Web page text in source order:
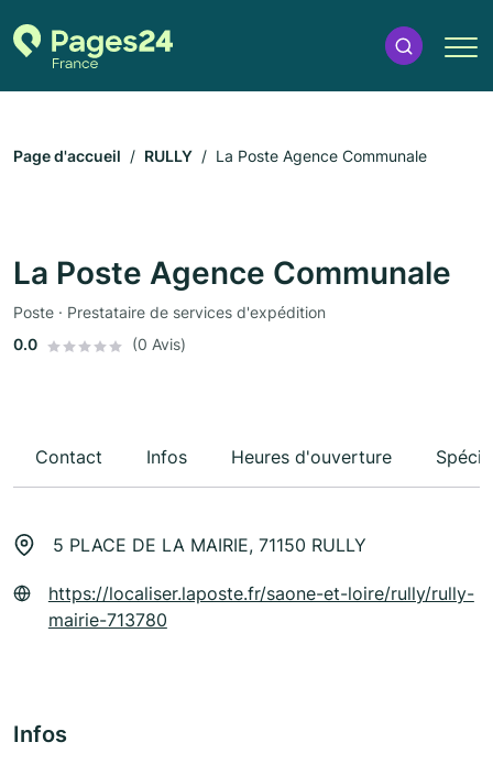
Page d'accueil RULLY La Poste Agence Communale
La Poste Agence Communale
Poste · Prestataire de services d'expédition
0.0
(0 Avis)
Contact Infos Heures d'ouverture
5 PLACE DE LA MAIRIE, 71150 RULLY
https://localiser.laposte.fr/saone-et-loire/rully/rully-
mairie-713780
Infos